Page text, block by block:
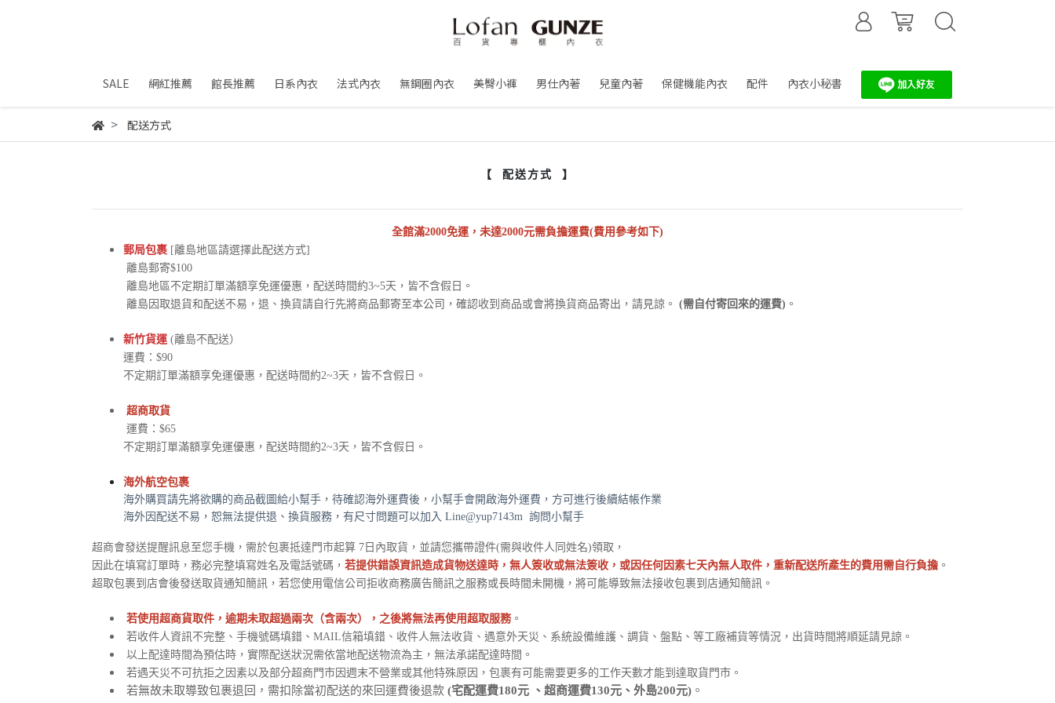
SALE 網紅推薦 館長推薦 日系內衣 法式內衣 無鋼圈內衣 美臀小褲 男仕內著 兒童內著 保健機能內衣 配件 內衣小秘書
配送方式
【 配送方式 】
全館滿2000免運，未達2000元需負擔運費(費用參考如下)
郵局包裹 [離島地區請選擇此配送方式]
離島郵寄$100
離島地區不定期訂單滿額享免運優惠，配送時間約3~5天，皆不含假日。
離島因取退貨和配送不易，退、換貨請自行先將商品郵寄至本公司，確認收到商品或會將換貨商品寄出，請見諒。 (需自付寄回來的運費) 。
新竹貨運 (離島不配送）
運費：$90
不定期訂單滿額享免運優惠，配送時間約2~3天，皆不含假日。
超商取貨
運費：$65
不定期訂單滿額享免運優惠，配送時間約2~3天，皆不含假日。
海外航空包裹
海外購買請先將欲購的商品截圖給小幫手，待確認海外運費後，小幫手會開啟海外運費，方可進行後續結帳作業
海外因配送不易，恕無法提供退、換貨服務，有尺寸問題可以加入 Line@yup7143m 詢問小幫手
超商會發送提醒訊息至您手機，需於包裹抵達門市起算 7日內取貨，並請您攜帶證件(需與收件人同姓名)領取，
因此在填寫訂單時，務必完整填寫姓名及電話號碼， 若提供錯誤資訊造成貨物送達時，無人簽收或無法簽收，或因任何因素七天內無人取件，重新配送所產生的費用需自行負擔 。
超取包裹到店會後發送取貨通知簡訊，若您使用電信公司拒收商務廣告簡訊之服務或長時間未開機，將可能導致無法接收包裹到店通知簡訊。
若使用超商貨取件，逾期未取超過兩次（含兩次），之後將無法再使用超取服務 。
若收件人資訊不完整、手機號碼填錯、MAIL信箱填錯、收件人無法收貨、遇意外天災、系統設備維護、調貨、盤點、等工廠補貨等情況，出貨時間將順延請見諒。
以上配達時間為預估時，實際配送狀況需依當地配送物流為主，無法承諾配達時間。
若遇天災不可抗拒之因素以及部分超商門市因週末不營業或其他特殊原因，包裹有可能需要更多的工作天數才能到達取貨門市。
若無故未取導致包裹退回，需扣除當初配送的來回運費後退款 (宅配運費180元 、超商運費130元、外島200元) 。